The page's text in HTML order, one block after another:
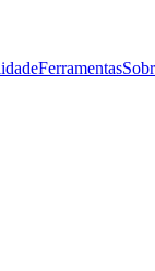
Ferramentas